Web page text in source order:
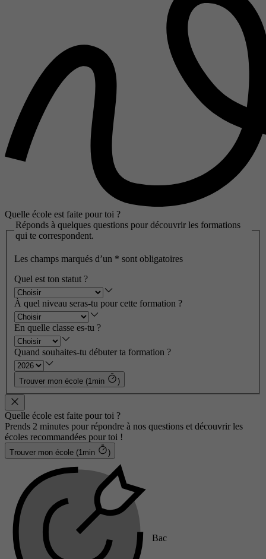
Quelle école est faite pour toi ?
Réponds à quelques questions pour découvrir les formations
qui te correspondent.
Les champs marqués d’un * sont obligatoires
Quel est ton statut ?
À quel niveau seras-tu pour cette formation ?
En quelle classe es-tu ?
Quand souhaites-tu débuter ta formation ?
Trouver mon école (1min )
Quelle école est faite pour toi ?
Prends 2 minutes pour répondre à nos questions et découvrir les
écoles recommandées pour toi !
Trouver mon école (1min )
Bac